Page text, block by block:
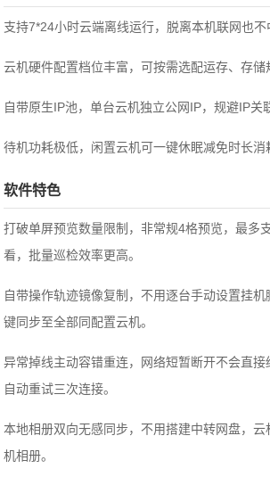
支持7*24小时云端离线运行，脱离本机联网也不
云机硬件配置档位丰富，可按需选配运存、存储
自带原生IP池，单台云机独立公网IP，规避IP关
待机功耗极低，闲置云机可一键休眠减免时长消
软件特色
打破单屏预览数量限制，非常规4格预览，最多
看，批量巡检效率更高。
自带操作轨迹镜像复制，不用逐台手动设置挂
键同步至全部同配置云机。
异常掉线主动容错重连，网络短暂断开不会直
自动重试三次连接。
本地相册双向无感同步，不用搭建中转网盘，
机相册。